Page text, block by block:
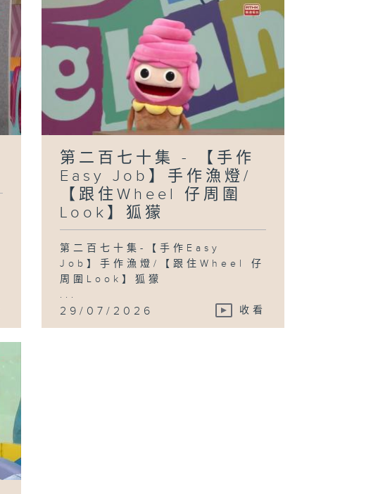
第二百七十集 - 【手作
Easy Job】手作漁燈/
【跟住Wheel 仔周圍
Look】狐獴
第二百七十集-【手作Easy
Job】手作漁燈/【跟住Wheel 仔
周圍Look】狐獴
...
29/07/2026 收看